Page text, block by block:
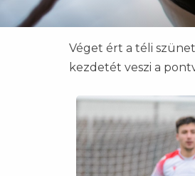
Véget ért a téli szünet
kezdetét veszi a